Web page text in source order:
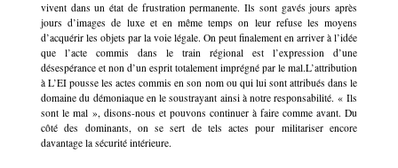
vivent dans un état de frustration permanente. Ils sont gavés jours après
jours d’images de luxe et en même temps on leur refuse les moyens
d’acquérir les objets par la voie légale. On peut finalement en arriver à l’idée
que l’acte commis dans le train régional est l’expression d’une
désespérance et non d’un esprit totalement imprégné par le mal.L’attribution
à L’EI pousse les actes commis en son nom ou qui lui sont attribués dans le
domaine du démoniaque en le soustrayant ainsi à notre responsabilité. « Ils
sont le mal », disons-nous et pouvons continuer à faire comme avant. Du
côté des dominants, on se sert de tels actes pour militariser encore
davantage la sécurité intérieure.